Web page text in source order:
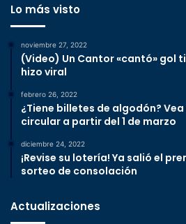
Lo más visto
noviembre 27, 2022
(Video) Un Cantor «cantó» gol
hizo viral
febrero 26, 2022
¿Tiene billetes de algodón?
circular a partir del 1 de marzo
diciembre 24, 2022
¡Revise su lotería! Ya salió el
sorteo de consolación
Actualizaciones